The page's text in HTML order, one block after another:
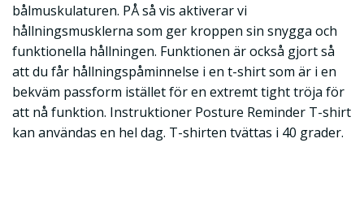
bålmuskulaturen. PÅ så vis aktiverar vi
hållningsmusklerna som ger kroppen sin snygga och
funktionella hållningen. Funktionen är också gjort så
att du får hållningspåminnelse i en t-shirt som är i en
bekväm passform istället för en extremt tight tröja för
att nå funktion. Instruktioner Posture Reminder T-shirt
kan användas en hel dag. T-shirten tvättas i 40 grader.